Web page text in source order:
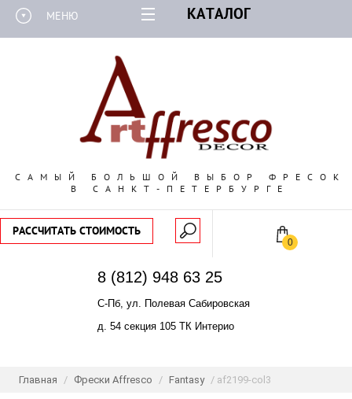
КАТАЛОГ
МЕНЮ
САМЫЙ БОЛЬШОЙ ВЫБОР ФРЕСОК
В САНКТ-ПЕТЕРБУРГЕ
РАССЧИТАТЬ СТОИМОСТЬ
0
8 (812) 948 63 25
С-Пб, ул. Полевая Сабировская
д. 54 секция 105 ТК Интерио
Главная / Фрески Affresco / Fantasy / af2199-col3